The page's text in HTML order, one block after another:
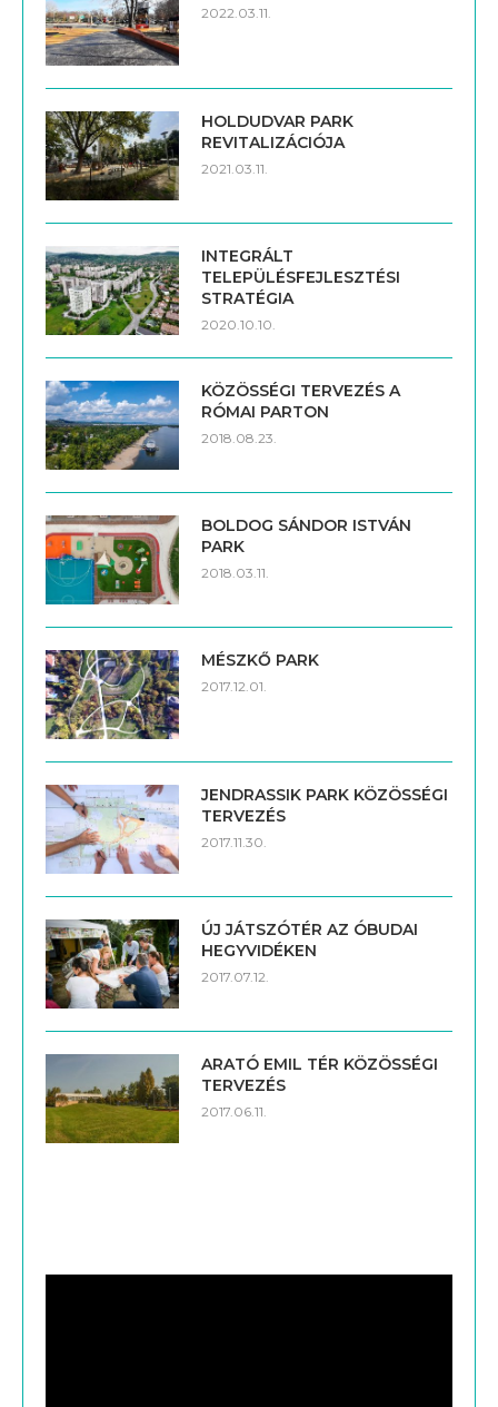
2022.03.11.
HOLDUDVAR PARK
REVITALIZÁCIÓJA
2021.03.11.
INTEGRÁLT
TELEPÜLÉSFEJLESZTÉSI
STRATÉGIA
2020.10.10.
KÖZÖSSÉGI TERVEZÉS A
RÓMAI PARTON
2018.08.23.
BOLDOG SÁNDOR ISTVÁN
PARK
2018.03.11.
MÉSZKŐ PARK
2017.12.01.
JENDRASSIK PARK KÖZÖSSÉGI
TERVEZÉS
2017.11.30.
ÚJ JÁTSZÓTÉR AZ ÓBUDAI
HEGYVIDÉKEN
2017.07.12.
ARATÓ EMIL TÉR KÖZÖSSÉGI
TERVEZÉS
2017.06.11.